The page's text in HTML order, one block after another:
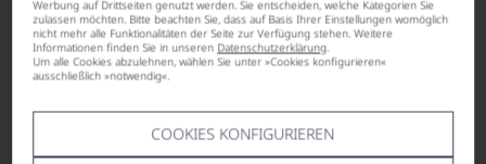
Werbung auf Drittseiten genutzt werden. Sie entscheiden, welche Kategorien Sie
zulassen möchten. Bitte beachten Sie, dass auf Basis Ihrer Einstellungen womöglich
nicht mehr alle Funktionalitäten der Seite zur Verfügung stehen. Weitere
Informationen finden Sie in unseren Datenschutzerklärung.
Um alle Cookies abzulehnen, wählen Sie unter »Cookies konfigurieren«
ausschließlich »notwendig«.
COOKIES KONFIGURIEREN
€ 32,90